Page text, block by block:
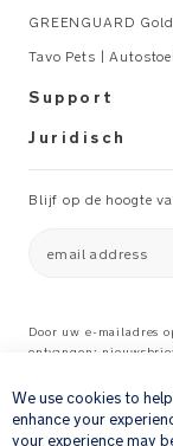
GREENGUARD
Tavo Pets |
Support
Juridisch
Blijf op de hoogte
email address
Door uw e-mailadres
ontvangen:
feedbackverzoeken
Raadpleeg onze
persoonlijke gegevens
We use cookies to
enhance your
your experience may